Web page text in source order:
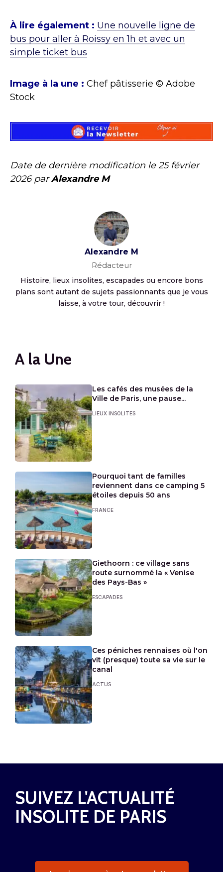
À lire également : Une nouvelle ligne de
bus pour aller à Roissy en 1h et avec un
simple ticket bus
Image à la une : Chef pâtisserie © Adobe
Stock
Date de dernière modification le25 février
2026parAlexandre M
Alexandre M
Rédacteur
Histoire, lieux insolites, escapades ou encore bons
plans sont autant de sujets passionnants que je vous
laisse, à votre tour, découvrir !
A la Une
Les cafés des musées de la
Ville de Paris, une pause...
LIEUX INSOLITES
Pourquoi tant de familles
reviennent dans ce camping 5
étoiles depuis 50 ans
FRANCE
Giethoorn : ce village sans
route surnommé la « Venise
des Pays-Bas »
ESCAPADES
Ces péniches rennaises où l'on
vit (presque) toute sa vie sur le
canal
ACTUS
SUIVEZ L'ACTUALITÉ
INSOLITE DE PARIS